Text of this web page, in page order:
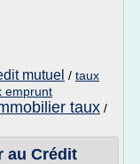
mutuel / taux
emprunt
taux /
au Crédit